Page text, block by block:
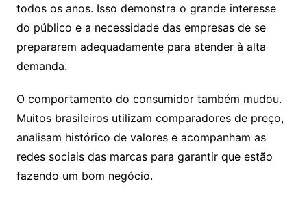
todos os anos. Isso demonstra o grande interesse
do público e a necessidade das empresas de se
prepararem adequadamente para atender à alta
demanda.
O comportamento do consumidor também mudou.
Muitos brasileiros utilizam comparadores de preço,
analisam histórico de valores e acompanham as
redes sociais das marcas para garantir que estão
fazendo um bom negócio.